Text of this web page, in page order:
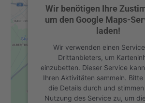
Wir benötigen Ihre
um den Google Maps-
laden!
Wir verwenden einen
Drittanbieters, um
einzubetten. Dieser Service
Ihren Aktivitäten sammeln. Bitte
die Details durch und
Nutzung des Service zu, um